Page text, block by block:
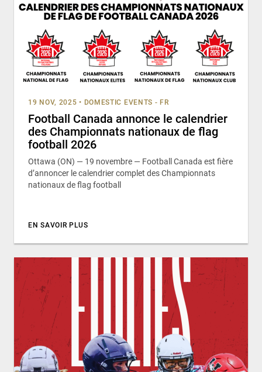
19 NOV, 2025 • DOMESTIC EVENTS - FR
Football Canada annonce le calendrier
des Championnats nationaux de flag
football 2026
Ottawa (ON) — 19 novembre — Football Canada est fière
d’annoncer le calendrier complet des Championnats
nationaux de flag football
EN SAVOIR PLUS